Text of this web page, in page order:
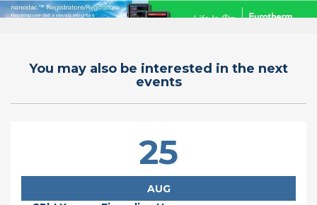
You may also be interested in the next
events
25
AUG